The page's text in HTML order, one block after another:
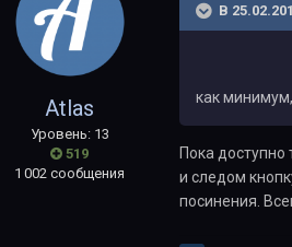
Atlas
Уровень: 13
519
1 002 сообщения
В
как
Пока
и следом
посинения.